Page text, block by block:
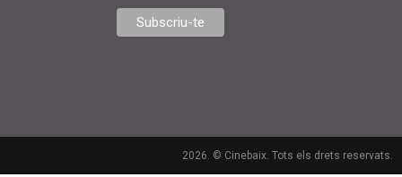
2026. © Cinebaix. Tots els drets reservats.